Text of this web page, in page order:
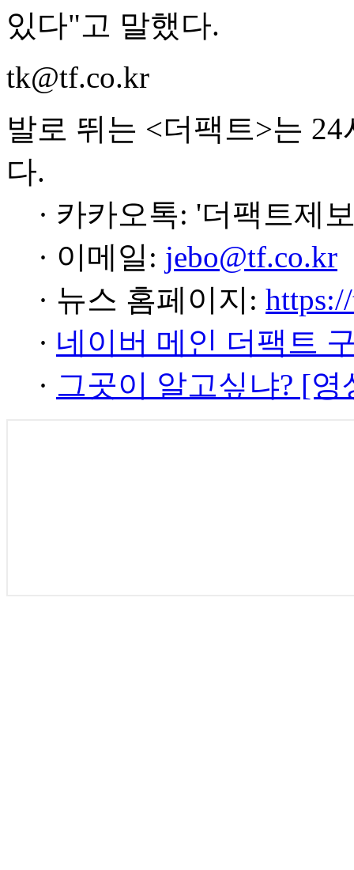
있다"고 말했다.
tk@tf.co.kr
발로 뛰는 <더팩트>는
다.
· 카카오톡: '더팩트제
· 이메일: jebo@tf.co.kr
· 뉴스 홈페이지:
· 네이버 메인 더팩트
· 그곳이 알고싶냐? [